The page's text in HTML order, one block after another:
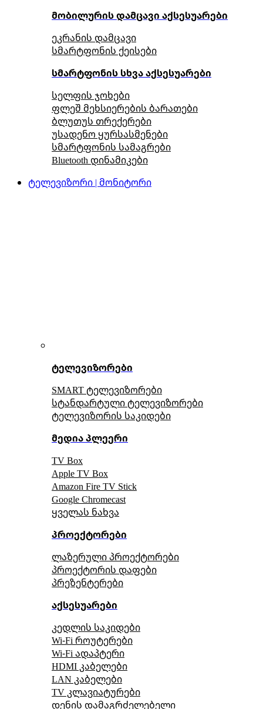
მობილურის დამცავი აქსესუარები
ეკრანის დამცავი
სმარტფონის ქეისები
სმარტფონის სხვა აქსესუარები
სელფის ჯოხები
ფლეშ მეხსიერების ბარათები
ბლუთუს თრექერები
უსადენო ყურსასმენები
სმარტფონის სამაგრები
Bluetooth დინამიკები
ტელევიზორი | მონიტორი
ტელევიზორები
SMART ტელევიზორები
სტანდარტული ტელევიზორები
ტელევიზორის საკიდები
მედია პლეერი
TV Box
Apple TV Box
Amazon Fire TV Stick
Google Chromecast
ყველას ნახვა
პროექტორები
ლაზერული პროექტორები
პროექტორის დაფები
პრეზენტერები
აქსესუარები
კედლის საკიდები
Wi-Fi როუტერები
Wi-Fi ადაპტერი
HDMI კაბელები
LAN კაბელები
TV კლავიატურები
დენის დამაგრძელებელი